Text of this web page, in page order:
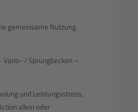
gemeinsame Nutzung.
/ Sprungbecken –
und Leistungsstress,
allein oder